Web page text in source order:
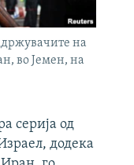
на
во Јемен, на
серија од
додека